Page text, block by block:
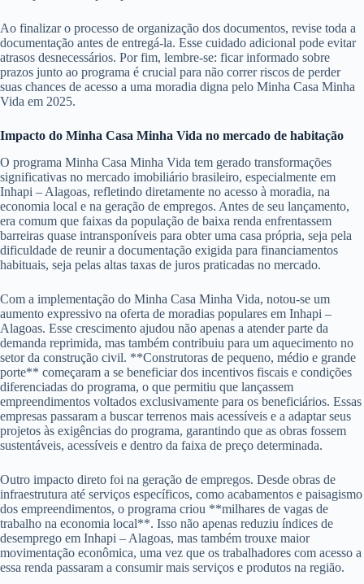
Ao finalizar o processo de organização dos documentos, revise toda a
documentação antes de entregá-la. Esse cuidado adicional pode evitar
atrasos desnecessários. Por fim, lembre-se: ficar informado sobre
prazos junto ao programa é crucial para não correr riscos de perder
suas chances de acesso a uma moradia digna pelo Minha Casa Minha
Vida em 2025.
Impacto do Minha Casa Minha Vida no mercado de habitação
O programa Minha Casa Minha Vida tem gerado transformações
significativas no mercado imobiliário brasileiro, especialmente em
Inhapi – Alagoas, refletindo diretamente no acesso à moradia, na
economia local e na geração de empregos. Antes de seu lançamento,
era comum que faixas da população de baixa renda enfrentassem
barreiras quase intransponíveis para obter uma casa própria, seja pela
dificuldade de reunir a documentação exigida para financiamentos
habituais, seja pelas altas taxas de juros praticadas no mercado.
Com a implementação do Minha Casa Minha Vida, notou-se um
aumento expressivo na oferta de moradias populares em Inhapi –
Alagoas. Esse crescimento ajudou não apenas a atender parte da
demanda reprimida, mas também contribuiu para um aquecimento no
setor da construção civil. **Construtoras de pequeno, médio e grande
porte** começaram a se beneficiar dos incentivos fiscais e condições
diferenciadas do programa, o que permitiu que lançassem
empreendimentos voltados exclusivamente para os beneficiários. Essas
empresas passaram a buscar terrenos mais acessíveis e a adaptar seus
projetos às exigências do programa, garantindo que as obras fossem
sustentáveis, acessíveis e dentro da faixa de preço determinada.
Outro impacto direto foi na geração de empregos. Desde obras de
infraestrutura até serviços específicos, como acabamentos e paisagismo
dos empreendimentos, o programa criou **milhares de vagas de
trabalho na economia local**. Isso não apenas reduziu índices de
desemprego em Inhapi – Alagoas, mas também trouxe maior
movimentação econômica, uma vez que os trabalhadores com acesso a
essa renda passaram a consumir mais serviços e produtos na região.